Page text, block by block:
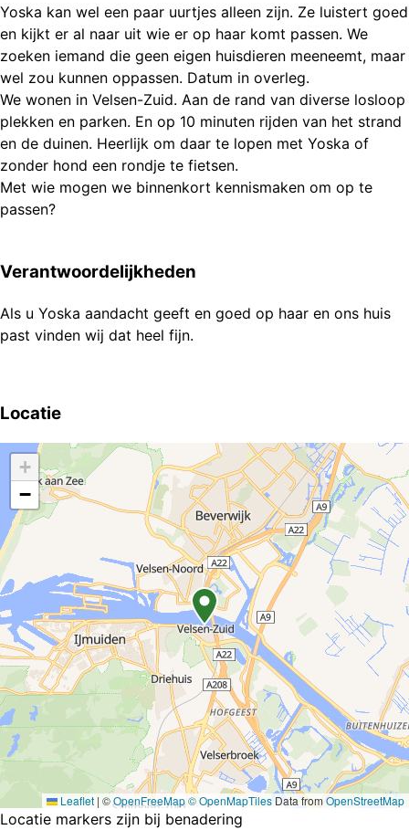
Yoska kan wel een paar uurtjes alleen zijn. Ze luistert goed
en kijkt er al naar uit wie er op haar komt passen. We
zoeken iemand die geen eigen huisdieren meeneemt, maar
wel zou kunnen oppassen. Datum in overleg.
We wonen in Velsen-Zuid. Aan de rand van diverse losloop
plekken en parken. En op 10 minuten rijden van het strand
en de duinen. Heerlijk om daar te lopen met Yoska of
zonder hond een rondje te fietsen.
Met wie mogen we binnenkort kennismaken om op te
passen?
Verantwoordelijkheden
Als u Yoska aandacht geeft en goed op haar en ons huis
past vinden wij dat heel fijn.
Locatie
+
−
Leaflet | ©OpenFreeMap© OpenMapTiles Data fromOpenStreetMap
Locatie markers zijn bij benadering